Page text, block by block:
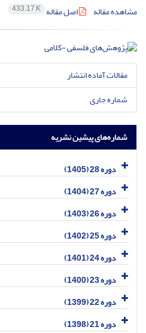
مشاهده مقاله
اصل مقاله 433.17 K
مقالات آماده انتشار
شماره جاری
شماره‌های پیشین نشریه
دوره 28 (1405)
دوره 27 (1404)
دوره 26 (1403)
دوره 25 (1402)
دوره 24 (1401)
دوره 23 (1400)
دوره 22 (1399)
دوره 21 (1398)